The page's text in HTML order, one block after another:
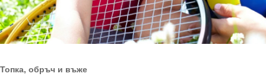
Топка, обръч и въже